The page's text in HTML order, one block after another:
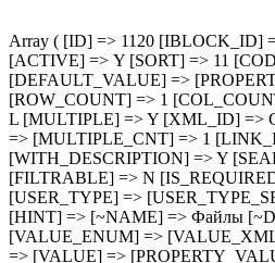
Array ( [ID] => 1120 [IBLOCK_ID]
[ACTIVE] => Y [SORT] => 11
[DEFAULT_VALUE] =>
[ROW_COUNT] => 1
L [MULTIPLE] => Y [XML_ID] =>
=> [MULTIPLE_CNT] => 1
[WITH_DESCRIPTION] => Y
[FILTRABLE] => N
[USER_TYPE] =>
[HINT] => [~NAME] => Файлы
[VALUE_ENUM] =>
=> [VALUE] =>